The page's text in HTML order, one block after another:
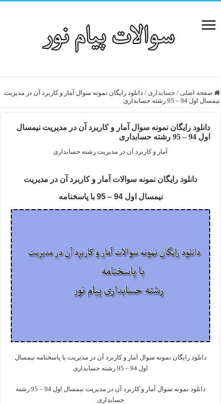
صفحه اصلی / حسابداری / دانلود رایگان نمونه سوال آمار و کاربرد آن در مدیریت
نیمسال اول 94 – 95 رشته حسابداری
دانلود رایگان نمونه سوال آمار و کاربرد آن در مدیریت نیمسال
اول 94 – 95 رشته حسابداری
آمار و کاربرد آن در مدیریت رشته حسابداری
دانلود رایگان نمونه سوالات آمار و کاربرد آن در مدیریت
نیمسال اول 94 – 95 با پاسخنامه
دانلود رایگان نمونه سوال آمار و کاربرد آن در مدیریت با پاسخنامه نیمسال
اول 94 – 95 رشته حسابداری
دانلود نمونه سوال آمار و کاربرد آن در مدیریت نیمسال اول 94 – 95 رشته
حسابداری